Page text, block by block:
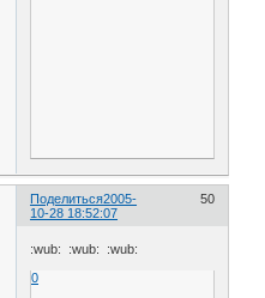
Поделиться 50
2005-
10-28 18:52:07
:wub: :wub: :wub:
0